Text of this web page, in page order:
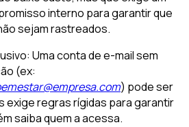
interno para garantir que
sejam rastreados.
Uma conta de e-mail sem
(ex:
) pode ser
exige regras rígidas para garantir
saiba quem a acessa.